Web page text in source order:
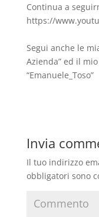
Continua a
https://
Segui anche le
Azienda” ed il
“Emanuele_Toso”
Invia
Il tuo indirizzo
obbligatori sono